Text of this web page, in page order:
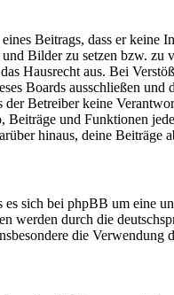
Beitrags, dass er keine
Bilder zu setzen bzw. zu
Hausrecht aus. Bei
Boards ausschließen und
Betreiber keine
Beiträge und Funktionen
hinaus, deine Beiträge
sich bei phpBB um eine
werden durch die
die Verwendung